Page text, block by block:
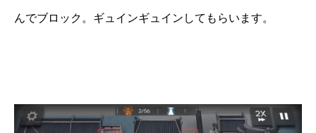
んでブロック。ギュインギュインしてもらいます。